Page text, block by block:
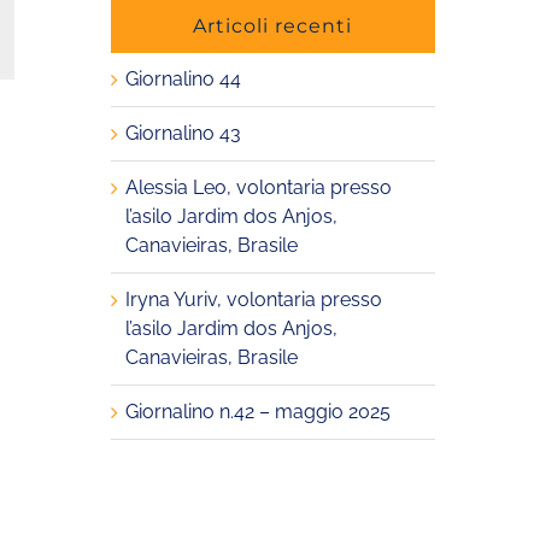
Articoli recenti
Giornalino 44
Giornalino 43
Alessia Leo, volontaria presso
l’asilo Jardim dos Anjos,
Canavieiras, Brasile
Iryna Yuriv, volontaria presso
l’asilo Jardim dos Anjos,
Canavieiras, Brasile
Giornalino n.42 – maggio 2025